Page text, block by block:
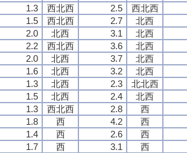
1.3 西北西 2.5
西北西
1.5 西北西 2.7
北西
2.0 北西 3.1
北西
2.2 西北西 3.6
北西
2.0 北西 3.7
北西
1.6 北西 3.2
北西
1.3 北西 2.3
北北西
1.5 北西 2.4
北西
1.3 西北西 2.8
西
1.8 西 4.2
西
1.4 西 2.6
西
1.7 西 3.1
西